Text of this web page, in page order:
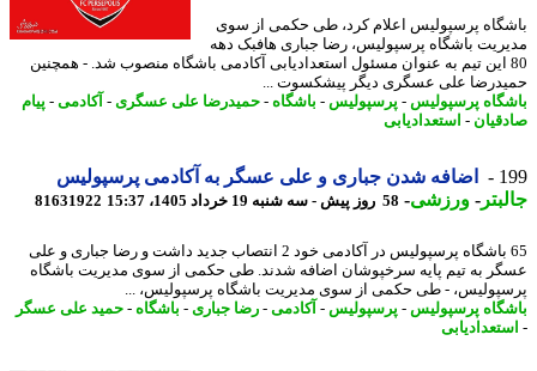
پرسپولیس اعلام کرد، طی حکمی از سوی
باشگاه پرسپولیس، رضا جباری هافبک دهه
این تیم به عنوان مسئول استعدادیابی آکادمی باشگاه منصوب شد. - همچنین
علی عسگری دیگر پیشکسوت ...
پرسپولیس-پرسپولیس-باشگاه-حمیدرضا علی عسگری- آکادمی-پیام
-استعدادیابی
اضافه شدن جباری و علی عسگر به آکادمی پرسپولیس
-ورزشی-58 روز پیش - سه شنبه 19 خرداد 1405، 15:37 81631922
65 باشگاه پرسپولیس در آکادمی خود 2 انتصاب جدید داشت و رضا جباری و علی
به تیم پایه سرخپوشان اضافه شدند. طی حکمی از سوی مدیریت باشگاه
- طی حکمی از سوی مدیریت باشگاه پرسپولیس، ...
پرسپولیس-پرسپولیس-آکادمی-رضا جباری- باشگاه-حمید علی عسگر